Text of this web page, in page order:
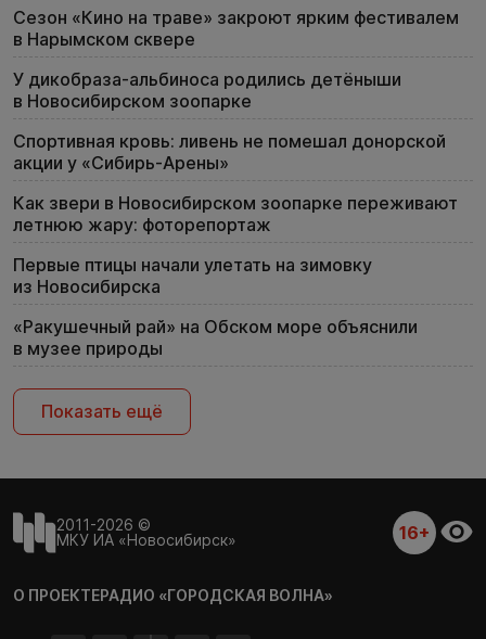
Сезон «Кино на траве» закроют ярким фестивалем
в Нарымском сквере
У дикобраза-альбиноса родились детёныши
в Новосибирском зоопарке
Спортивная кровь: ливень не помешал донорской
акции у «Сибирь-Арены»
Как звери в Новосибирском зоопарке переживают
летнюю жару: фоторепортаж
Первые птицы начали улетать на зимовку
из Новосибирска
«Ракушечный рай» на Обском море объяснили
в музее природы
Показать ещё
2011-2026 ©
МКУ ИА «Новосибирск»
16+
О ПРОЕКТЕРАДИО «ГОРОДСКАЯ ВОЛНА»